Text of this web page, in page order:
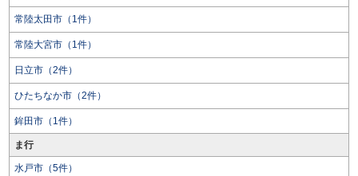
常陸太田市（1件）
常陸大宮市（1件）
日立市（2件）
ひたちなか市（2件）
鉾田市（1件）
ま行
水戸市（5件）